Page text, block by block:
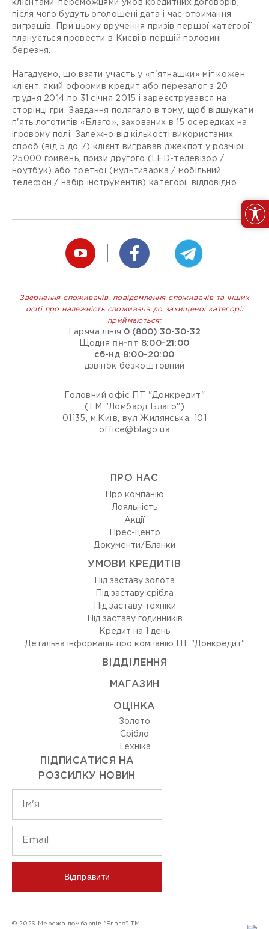
клієнтами-переможцями умов кредитних договорів,
після чого будуть оголошені дата і час отримання
виграшів. При цьому вручення призів першої категорії
планується провести в Києві в першій половині
березня.
Нагадуємо, що взяти участь у «п'ятнашки» міг кожен
клієнт, який оформив кредит або перезалог з 20
грудня 2014 по 31 січня 2015 і зареєструвався на
сторінці гри. Завдання полягало в тому, щоб відшукати
п'ять логотипів «Благо», захованих в 15 осередках на
ігровому полі. Залежно від кількості використаних
спроб (від 5 до 7) клієнт вигравав джекпот у розмірі
25000 гривень, призи другого (LED-телевізор /
ноутбук) або третьої (мультиварка / мобільний
телефон / набір інструментів) категорії відповідно.
Звернення споживачів, повідомлення споживачів та інших
осіб про належність споживача до захищеної категорії
приймаються:
Гаряча лінія 0 (800) 30-30-32
Щодня
пн-пт 8:00-21:00
сб-нд 8:00-20:00
дзвінок безкоштовний
Головний офіс ПТ "Донкредит"
(ТМ "Ломбард Благо")
01135, м.Київ, вул Жилянська, 101
office@blago.ua
ПРО НАС
Про компанію
Лояльність
Акції
Прес-центр
Документи/Бланки
УМОВИ КРЕДИТІВ
Під заставу золота
Під заставу срібла
Під заставу техніки
Під заставу годинників
Кредит на 1 день
Детальна інформація про компанію ПТ "Донкредит"
ВIДДIЛЕННЯ
МАГАЗИН
ОЦIНКА
Золото
Срiбло
Технiка
ПІДПИСАТИСЯ НА
РОЗСИЛКУ НОВИН
Відправити
© 2026 Мережа ломбардів "Благо" ТМ